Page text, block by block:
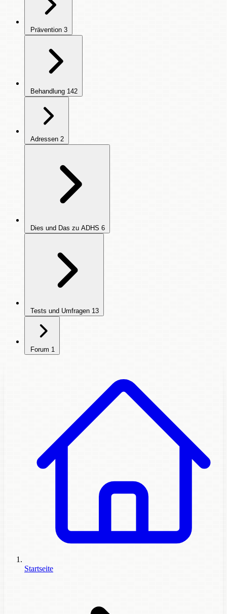
Prävention 3
Behandlung 142
Adressen 2
Dies und Das zu ADHS 6
Tests und Umfragen 13
Forum 1
Startseite